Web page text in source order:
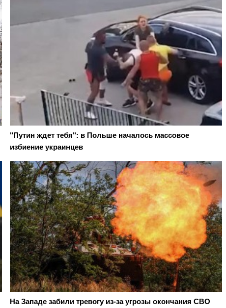
"Путин ждет тебя": в Польше началось массовое
избиение украинцев
На Западе забили тревогу из-за угрозы окончания СВО